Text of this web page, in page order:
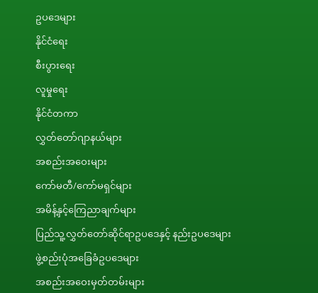
ဥပဒေများ
နိုင်ငံရေး
စီးပွားရေး
လူမှုရေး
နိုင်ငံတကာ
လွှတ်တော်ဂျာနယ်များ
အစည်းအဝေးများ
ကော်မတီ/ကော်မရှင်များ
အမိန့်နှင့်ကြေညာချက်များ
ပြည်သူ့လွှတ်တော်ဆိုင်ရာဥပဒေနှင့် နည်းဥပဒေများ
ဖွဲ့စည်းပုံအခြေခံဥပဒေများ
အစည်းအဝေးမှတ်တမ်းများ